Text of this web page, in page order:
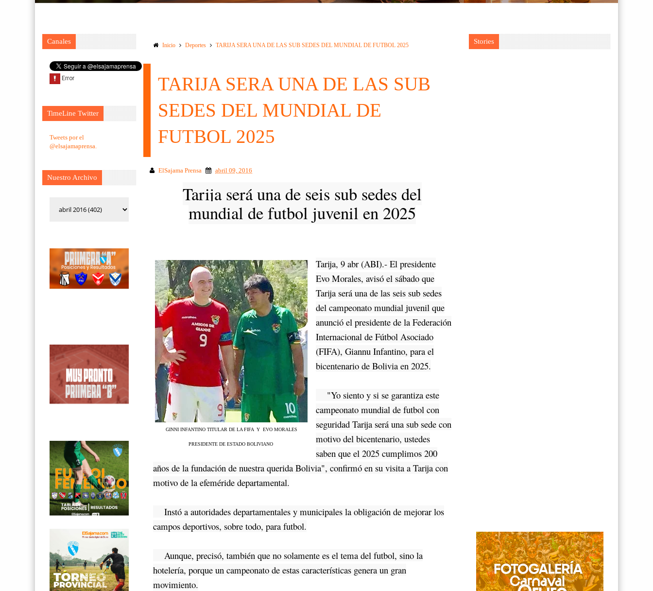
Canales
TimeLine Twitter
Tweets por el
@elsajamaprensa.
Nuestro Archivo
Inicio Deportes TARIJA SERA UNA DE LAS SUB SEDES DEL MUNDIAL DE FUTBOL 2025
TARIJA SERA UNA DE LAS SUB
SEDES DEL MUNDIAL DE
FUTBOL 2025
ElSajama Prensa abril 09, 2016
Tarija será una de seis sub sedes del
mundial de futbol juvenil en 2025
GINNI INFANTINO TITULAR DE LA FIFA Y EVO MORALES
PRESIDENTE DE ESTADO BOLIVIANO
Tarija, 9 abr (ABI).- El presidente
Evo Morales, avisó el sábado que
Tarija será una de las seis sub sedes
del campeonato mundial juvenil que
anunció el presidente de la Federación
Internacional de Fútbol Asociado
(FIFA), Giannu Infantino, para el
bicentenario de Bolivia en 2025.
"Yo siento y si se garantiza este
campeonato mundial de futbol con
seguridad Tarija será una sub sede con
motivo del bicentenario, ustedes
saben que el 2025 cumplimos 200
años de la fundación de nuestra querida Bolivia", confirmó en su visita a Tarija con
motivo de la efeméride departamental.
Instó a autoridades departamentales y municipales la obligación de mejorar los
campos deportivos, sobre todo, para futbol.
Aunque, precisó, también que no solamente es el tema del futbol, sino la
hotelería, porque un campeonato de estas características genera un gran
movimiento.
Stories